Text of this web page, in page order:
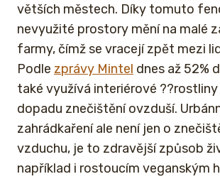
větších městech. Díky tomuto
nevyužité prostory mění na malé
farmy, čímž se vracejí zpět mezi
Podle zprávy Mintel dnes až 52%
také využívá interiérové
dopadu znečištění ovzduší.
zahrádkaření ale není jen o
vzduchu, je to zdravější způsob
například i rostoucím veganským